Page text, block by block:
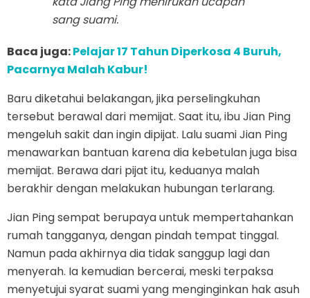
sang suami.
Baca juga:Pelajar 17 Tahun Diperkosa 4 Buruh,
Pacarnya Malah Kabur!
Baru diketahui belakangan, jika perselingkuhan
tersebut berawal dari memijat. Saat itu, ibu Jian Ping
mengeluh sakit dan ingin dipijat. Lalu suami Jian Ping
menawarkan bantuan karena dia kebetulan juga bisa
memijat. Berawa dari pijat itu, keduanya malah
berakhir dengan melakukan hubungan terlarang.
Jian Ping sempat berupaya untuk mempertahankan
rumah tangganya, dengan pindah tempat tinggal.
Namun pada akhirnya dia tidak sanggup lagi dan
menyerah. Ia kemudian bercerai, meski terpaksa
menyetujui syarat suami yang menginginkan hak asuh